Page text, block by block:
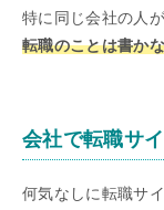
特に同じ会社の人
転職のことは書か
会社で転職サ
何気なしに転職サ